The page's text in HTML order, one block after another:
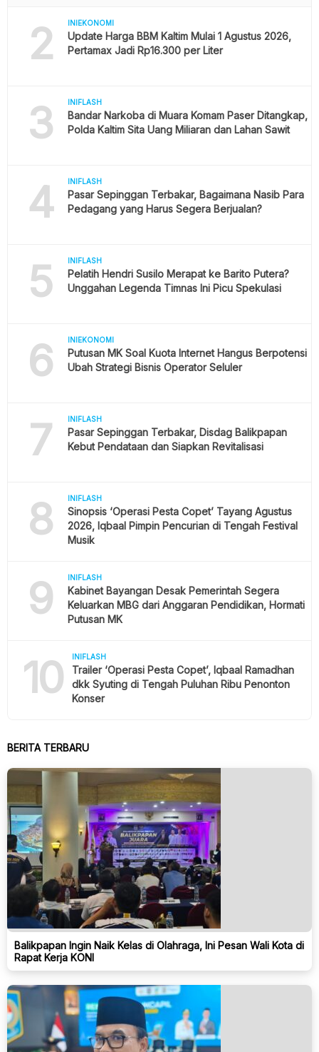
2 INIEKONOMI
Update Harga BBM Kaltim Mulai 1 Agustus 2026,
Pertamax Jadi Rp16.300 per Liter
3 INIFLASH
Bandar Narkoba di Muara Komam Paser Ditangkap,
Polda Kaltim Sita Uang Miliaran dan Lahan Sawit
4 INIFLASH
Pasar Sepinggan Terbakar, Bagaimana Nasib Para
Pedagang yang Harus Segera Berjualan?
5 INIFLASH
Pelatih Hendri Susilo Merapat ke Barito Putera?
Unggahan Legenda Timnas Ini Picu Spekulasi
6 INIEKONOMI
Putusan MK Soal Kuota Internet Hangus Berpotensi
Ubah Strategi Bisnis Operator Seluler
7 INIFLASH
Pasar Sepinggan Terbakar, Disdag Balikpapan
Kebut Pendataan dan Siapkan Revitalisasi
8 INIFLASH
Sinopsis ‘Operasi Pesta Copet’ Tayang Agustus
2026, Iqbaal Pimpin Pencurian di Tengah Festival
Musik
9 INIFLASH
Kabinet Bayangan Desak Pemerintah Segera
Keluarkan MBG dari Anggaran Pendidikan, Hormati
Putusan MK
10 INIFLASH
Trailer ‘Operasi Pesta Copet’, Iqbaal Ramadhan
dkk Syuting di Tengah Puluhan Ribu Penonton
Konser
BERITA TERBARU
Balikpapan Ingin Naik Kelas di Olahraga, Ini Pesan Wali Kota di
Rapat Kerja KONI